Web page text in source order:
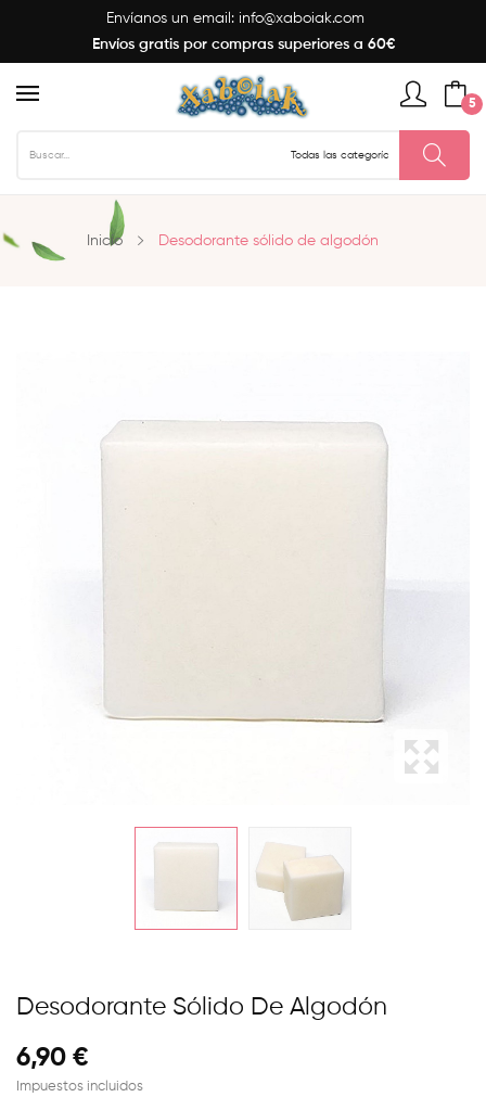
Envíanos un email: info@xaboiak.com
Envíos gratis por compras superiores a 60€
5
Inicio Desodorante sólido de algodón
Desodorante Sólido De Algodón
6,90 €
Impuestos incluidos